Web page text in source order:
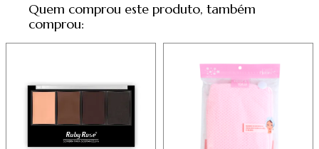
Quem comprou este produto, também
comprou: